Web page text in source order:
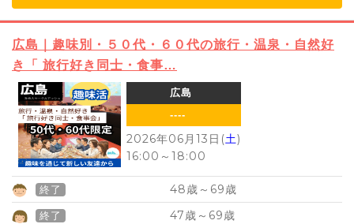
広島｜趣味別・５０代・６０代の旅行・温泉・自然好
き「 旅行好き同士・食事…
広島
----
2026年06月13日(土)
16:00 ～ 18:00
終了 48歳～ 69歳
終了 47歳～ 69歳